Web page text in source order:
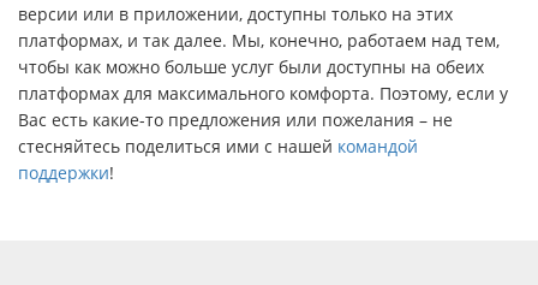
версии или в приложении, доступны только на этих
платформах, и так далее. Мы, конечно, работаем над тем,
чтобы как можно больше услуг были доступны на обеих
платформах для максимального комфорта. Поэтому, если у
Вас есть какие-то предложения или пожелания – не
стесняйтесь поделиться ими с нашей командой
поддержки!